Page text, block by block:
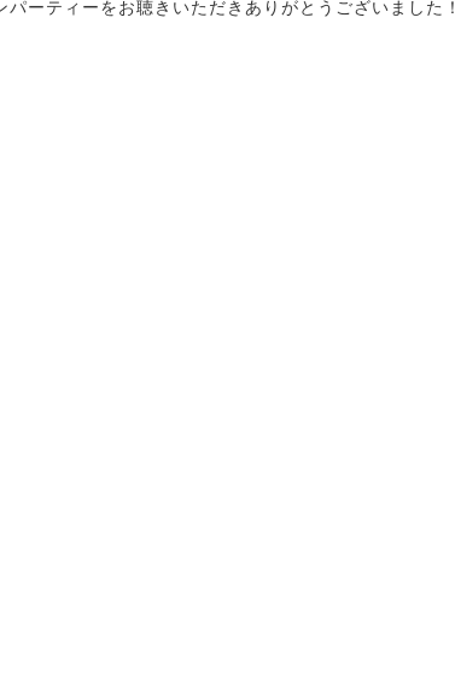
パーティーをお聴きいただきありがとうございました！